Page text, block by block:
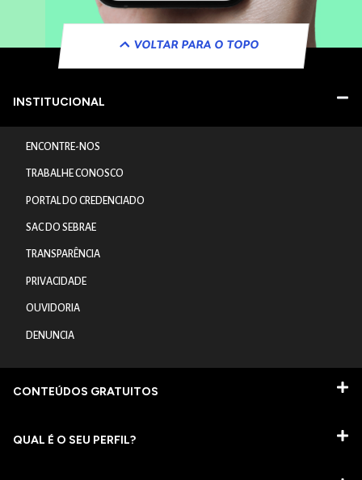
VOLTAR PARA O TOPO
INSTITUCIONAL
ENCONTRE-NOS
TRABALHE CONOSCO
PORTAL DO CREDENCIADO
SAC DO SEBRAE
TRANSPARÊNCIA
PRIVACIDADE
OUVIDORIA
DENUNCIA
CONTEÚDOS GRATUITOS
QUAL É O SEU PERFIL?